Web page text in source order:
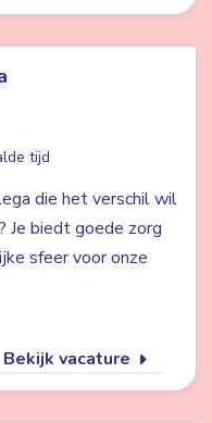
tijd
die het verschil wil
Je biedt goede zorg
sfeer voor onze
Bekijk vacature